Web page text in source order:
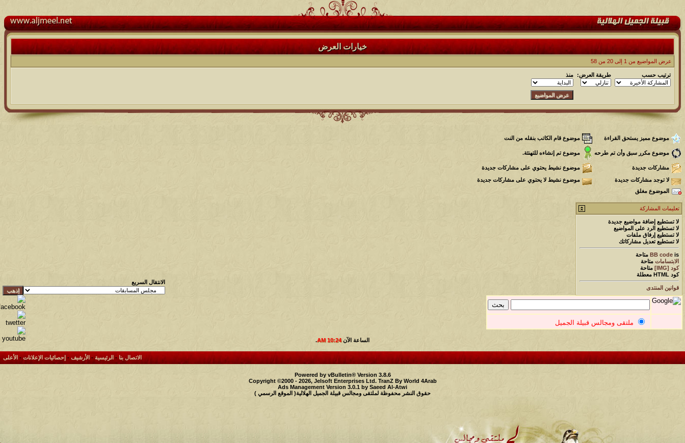
خيارات العرض
عرض المواضيع من 1 إلى 20 من 58
ترتيب حسب طريقة العرض: منذ
موضوع مميز يستحق القراءة موضوع قام الكاتب بنقله من النت
موضوع مكرر سبق وأن تم طرحه موضوع تم إنشاءه للتهنئة.
مشاركات جديدة
موضوع نشيط يحتوي على مشاركات جديدة
لا توجد مشاركات جديدة
موضوع نشيط لا يحتوي على مشاركات جديدة
الموضوع مغلق
تعليمات المشاركة
لا تستطيع إضافة مواضيع جديدة
لا تستطيع الرد على المواضيع
لا تستطيع إرفاق ملفات
لا تستطيع تعديل مشاركاتك
BB code is
متاحة
الابتسامات متاحة
كود [IMG]
متاحة
كود HTML
معطلة
قوانين المنتدى
الانتقال السريع
ملتقى ومجالس قبيلة الجميل
الساعة الآن10:24 AM
.
الاتصال بنا- الرئيسية-الأرشيف- إحصائيات الإعلانات- الأعلى
Powered by vBulletin® Version 3.8.6
Copyright ©2000 - 2026, Jelsoft Enterprises Ltd. TranZ By World 4Arab
Ads Management Version 3.0.1 by Saeed Al-Atwi
حقوق النشر محفوظة لملتقى ومجالس قبيلة الجميل الهلالية( الموقع الرسمي )